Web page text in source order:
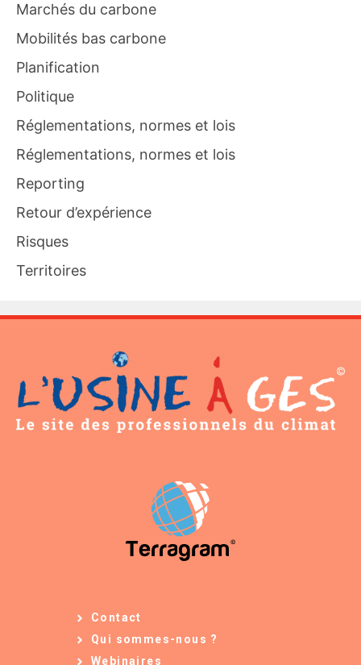
Marchés du carbone
Mobilités bas carbone
Planification
Politique
Réglementations, normes et lois
Réglementations, normes et lois
Reporting
Retour d’expérience
Risques
Territoires
Contact
Qui sommes-nous ?
Webinaires